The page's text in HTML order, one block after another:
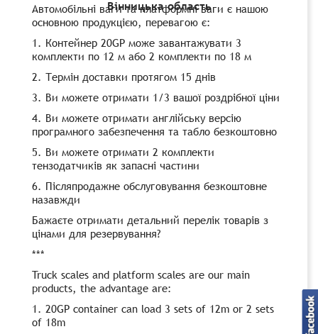
Вінницька область
Автомобільні ваги та платформні ваги є нашою
основною продукцією, перевагою є:
1. Контейнер 20GP може завантажувати 3
комплекти по 12 м або 2 комплекти по 18 м
2. Термін доставки протягом 15 днів
3. Ви можете отримати 1/3 вашої роздрібної ціни
4. Ви можете отримати англійську версію
програмного забезпечення та табло безкоштовно
5. Ви можете отримати 2 комплекти
тензодатчиків як запасні частини
6. Післяпродажне обслуговування безкоштовне
назавжди
Бажаєте отримати детальний перелік товарів з
цінами для резервування?
***
Truck scales and platform scales are our main
products, the advantage are:
1. 20GP container can load 3 sets of 12m or 2 sets
of 18m